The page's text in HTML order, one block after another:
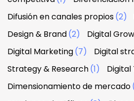
Difusión en canales propios(2)
Design & Brand(2) Digital
Digital Marketing(7) Digital
Strategy & Research(1) Digital
Dimensionamiento de mercado